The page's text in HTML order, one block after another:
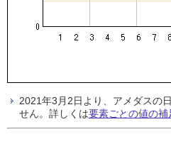
2021年3月2日より、アメダスの
せん。詳しくは要素ごとの値の補